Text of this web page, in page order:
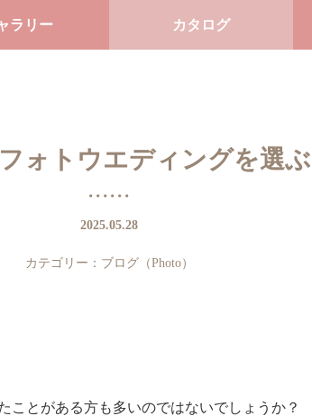
ラリー カタログ
ォトウエディングを選
2025.05.28
カテゴリー： ブログ（Photo）
とがある方も多いのではないでしょうか？